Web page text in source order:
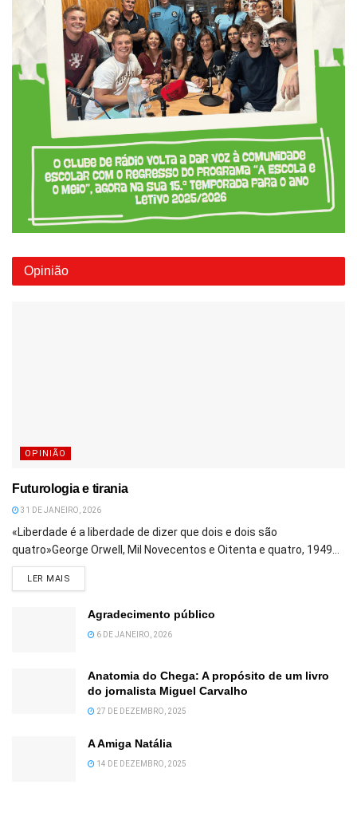
Opinião
OPINIÃO
Futurologia e tirania
31 DE JANEIRO, 2026
«Liberdade é a liberdade de dizer que dois e dois são
quatro»George Orwell, Mil Novecentos e Oitenta e quatro, 1949...
LER MAIS
Agradecimento público
6 DE JANEIRO, 2026
Anatomia do Chega: A propósito de um livro
do jornalista Miguel Carvalho
27 DE DEZEMBRO, 2025
A Amiga Natália
14 DE DEZEMBRO, 2025